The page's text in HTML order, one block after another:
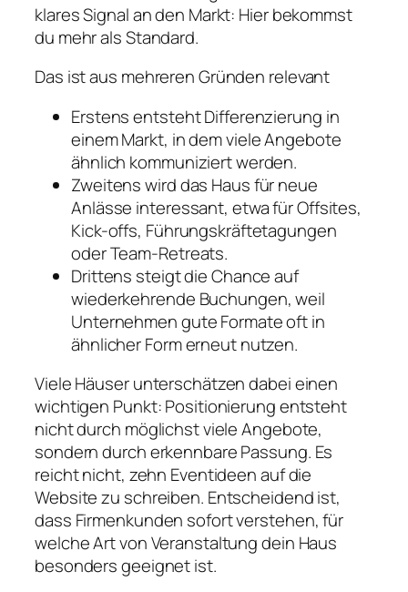
klares Signal an den Markt: Hier bekommst
du mehr als Standard.
Das ist aus mehreren Gründen relevant
Erstens entsteht Differenzierung in
einem Markt, in dem viele Angebote
ähnlich kommuniziert werden.
Zweitens wird das Haus für neue
Anlässe interessant, etwa für Offsites,
Kick-offs, Führungskräftetagungen
oder Team-Retreats.
Drittens steigt die Chance auf
wiederkehrende Buchungen, weil
Unternehmen gute Formate oft in
ähnlicher Form erneut nutzen.
Viele Häuser unterschätzen dabei einen
wichtigen Punkt: Positionierung entsteht
nicht durch möglichst viele Angebote,
sondern durch erkennbare Passung. Es
reicht nicht, zehn Eventideen auf die
Website zu schreiben. Entscheidend ist,
dass Firmenkunden sofort verstehen, für
welche Art von Veranstaltung dein Haus
besonders geeignet ist.